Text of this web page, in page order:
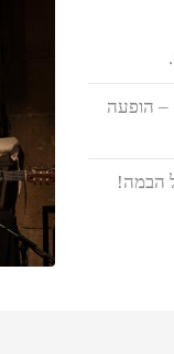
– הופעה
הבמה!